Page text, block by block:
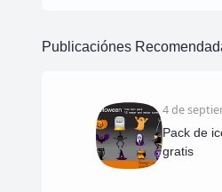
Publicaciónes
4 de
Pack de
gratis